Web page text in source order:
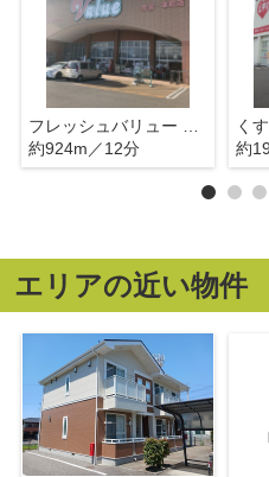
約924m／12分
く
約
エリアの近い物件